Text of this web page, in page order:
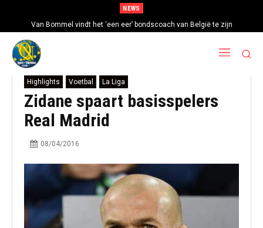
NEWS
Van Bommel vindt het ‘een eer’ bondscoach van België te zijn
Highlights Voetbal La Liga
Zidane spaart basisspelers
Real Madrid
08/04/2016